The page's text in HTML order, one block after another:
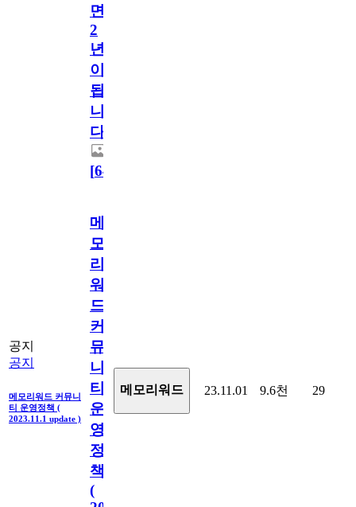
면
2
년
이
됩
니
다.
[64
공지
공지
메모리워드 커뮤니
티 운영정책 (
2023.11.1 update )
메
모
리
워
드
커
뮤
니
티
운
영
정
책
(
메모리워드 23.11.01 9.6천 29